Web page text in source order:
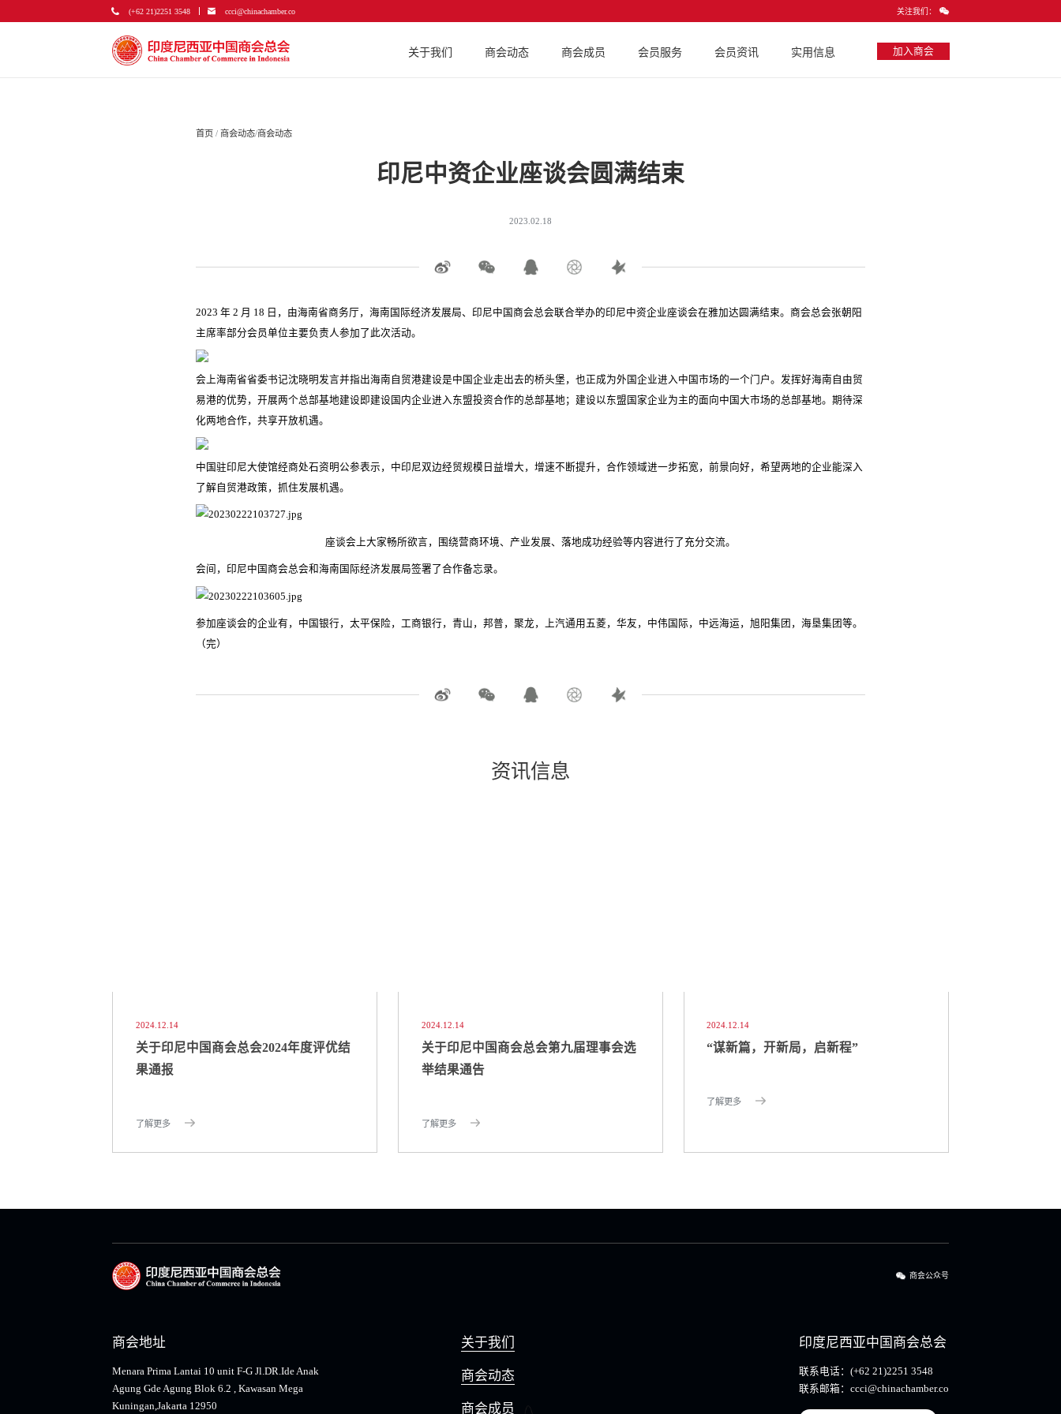
(+62 21)2251 3548 ccci@chinachamber.co 关注我们：
关于我们 商会动态 商会成员 会员服务 会员资讯 实用信息 加入商会
首页 /商会动态/商会动态
印尼中资企业座谈会圆满结束
2023.02.18
2023 年 2 月 18 日，由海南省商务厅，海南国际经济发展局、印尼中国商会总会联合举办的印尼中资企业座谈会在雅加达圆满结束。商会总会张朝阳
主席率部分会员单位主要负责人参加了此次活动。
会上海南省省委书记沈晓明发言并指出海南自贸港建设是中国企业走出去的桥头堡，也正成为外国企业进入中国市场的一个门户。发挥好海南自由贸
易港的优势，开展两个总部基地建设即建设国内企业进入东盟投资合作的总部基地；建设以东盟国家企业为主的面向中国大市场的总部基地。期待深
化两地合作，共享开放机遇。
中国驻印尼大使馆经商处石资明公参表示，中印尼双边经贸规模日益增大，增速不断提升，合作领域进一步拓宽，前景向好，希望两地的企业能深入
了解自贸港政策，抓住发展机遇。
座谈会上大家畅所欲言，围绕营商环境、产业发展、落地成功经验等内容进行了充分交流。
会间，印尼中国商会总会和海南国际经济发展局签署了合作备忘录。
参加座谈会的企业有，中国银行，太平保险，工商银行，青山，邦普，聚龙，上汽通用五菱，华友，中伟国际，中远海运，旭阳集团，海垦集团等。
（完）
资讯信息
2024.12.14
关于印尼中国商会总会2024年度评优结
果通报
了解更多
2024.12.14
关于印尼中国商会总会第九届理事会选
举结果通告
了解更多
2024.12.14
“谋新篇，开新局，启新程”
了解更多
商会公众号
商会地址
Menara Prima Lantai 10 unit F-G Jl.DR.Ide Anak
Agung Gde Agung Blok 6.2 , Kawasan Mega
Kuningan,Jakarta 12950
关于我们
商会动态
商会成员
印度尼西亚中国商会总会
联系电话： (+62 21)2251 3548
联系邮箱： ccci@chinachamber.co